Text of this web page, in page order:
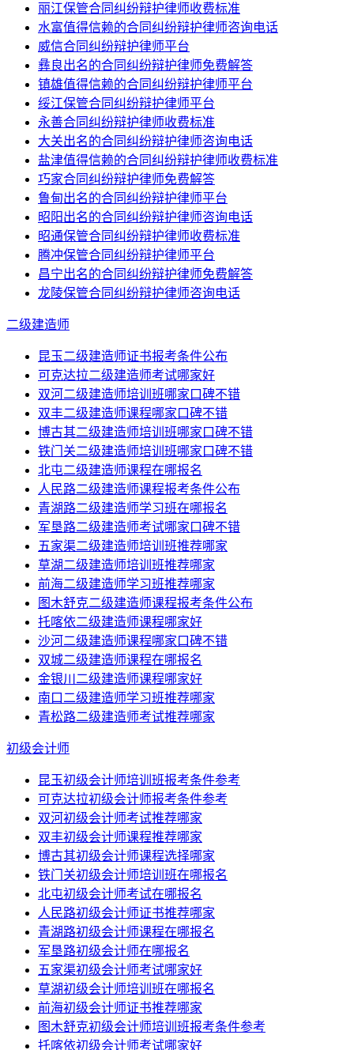
丽江保管合同纠纷辩护律师收费标准
水富值得信赖的合同纠纷辩护律师咨询电话
威信合同纠纷辩护律师平台
彝良出名的合同纠纷辩护律师免费解答
镇雄值得信赖的合同纠纷辩护律师平台
绥江保管合同纠纷辩护律师平台
永善合同纠纷辩护律师收费标准
大关出名的合同纠纷辩护律师咨询电话
盐津值得信赖的合同纠纷辩护律师收费标准
巧家合同纠纷辩护律师免费解答
鲁甸出名的合同纠纷辩护律师平台
昭阳出名的合同纠纷辩护律师咨询电话
昭通保管合同纠纷辩护律师收费标准
腾冲保管合同纠纷辩护律师平台
昌宁出名的合同纠纷辩护律师免费解答
龙陵保管合同纠纷辩护律师咨询电话
二级建造师
昆玉二级建造师证书报考条件公布
可克达拉二级建造师考试哪家好
双河二级建造师培训班哪家口碑不错
双丰二级建造师课程哪家口碑不错
博古其二级建造师培训班哪家口碑不错
铁门关二级建造师培训班哪家口碑不错
北屯二级建造师课程在哪报名
人民路二级建造师课程报考条件公布
青湖路二级建造师学习班在哪报名
军垦路二级建造师考试哪家口碑不错
五家渠二级建造师培训班推荐哪家
草湖二级建造师培训班推荐哪家
前海二级建造师学习班推荐哪家
图木舒克二级建造师课程报考条件公布
托喀依二级建造师课程哪家好
沙河二级建造师课程哪家口碑不错
双城二级建造师课程在哪报名
金银川二级建造师课程哪家好
南口二级建造师学习班推荐哪家
青松路二级建造师考试推荐哪家
初级会计师
昆玉初级会计师培训班报考条件参考
可克达拉初级会计师报考条件参考
双河初级会计师考试推荐哪家
双丰初级会计师课程推荐哪家
博古其初级会计师课程选择哪家
铁门关初级会计师培训班在哪报名
北屯初级会计师考试在哪报名
人民路初级会计师证书推荐哪家
青湖路初级会计师课程在哪报名
军垦路初级会计师在哪报名
五家渠初级会计师考试哪家好
草湖初级会计师培训班在哪报名
前海初级会计师证书推荐哪家
图木舒克初级会计师培训班报考条件参考
托喀依初级会计师考试哪家好